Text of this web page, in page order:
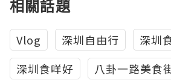
相關話題
Vlog 深圳自由行
深圳
深圳食咩好
八卦一路美食